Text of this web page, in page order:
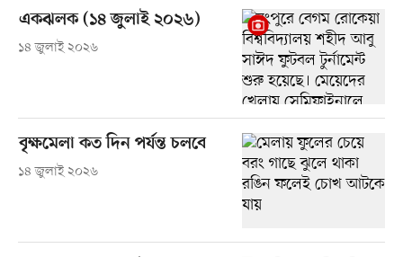
একঝলক (১৪ জুলাই ২০২৬)
১৪ জুলাই ২০২৬
বৃক্ষমেলা কত দিন পর্যন্ত চলবে
১৪ জুলাই ২০২৬